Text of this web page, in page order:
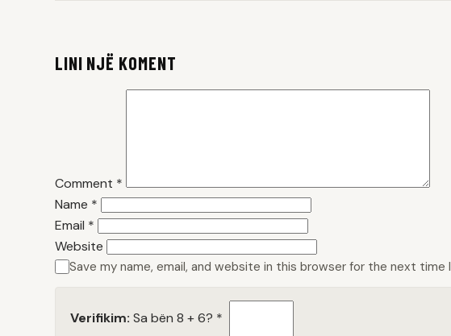
LINI NJË KOMENT
Comment *
Name *
Email *
Website
Save my name, email, and website in this browser for the next time
Verifikim: Sa bën 8 + 6? *